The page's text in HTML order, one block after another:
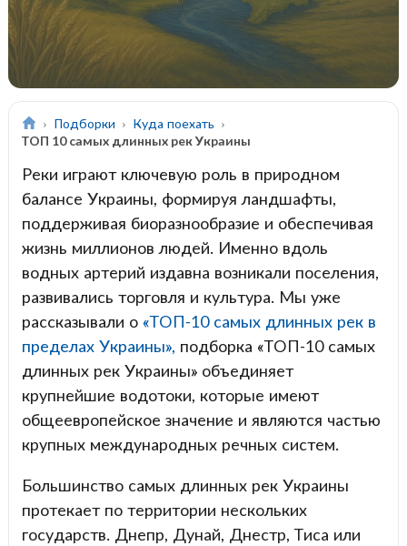
Подборки
Куда поехать
ТОП 10 самых длинных рек Украины
Реки играют ключевую роль в природном
балансе Украины, формируя ландшафты,
поддерживая биоразнообразие и обеспечивая
жизнь миллионов людей. Именно вдоль
водных артерий издавна возникали поселения,
развивались торговля и культура. Мы уже
рассказывали о «ТОП-10 самых длинных рек в
пределах Украины», подборка «ТОП-10 самых
длинных рек Украины» объединяет
крупнейшие водотоки, которые имеют
общеевропейское значение и являются частью
крупных международных речных систем.
Большинство самых длинных рек Украины
протекает по территории нескольких
государств. Днепр, Дунай, Днестр, Тиса или